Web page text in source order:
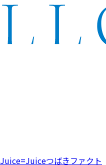
Juice=Juiceつばきファクト